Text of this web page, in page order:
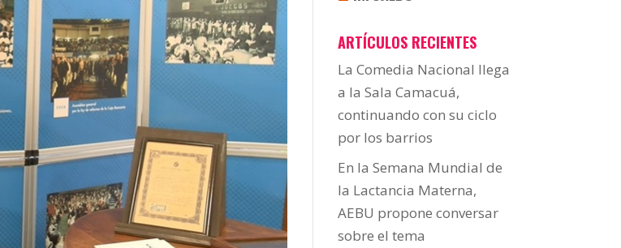
ARTÍCULOS RECIENTES
La Comedia Nacional llega
a la Sala Camacuá,
continuando con su ciclo
por los barrios
En la Semana Mundial de
la Lactancia Materna,
AEBU propone conversar
sobre el tema